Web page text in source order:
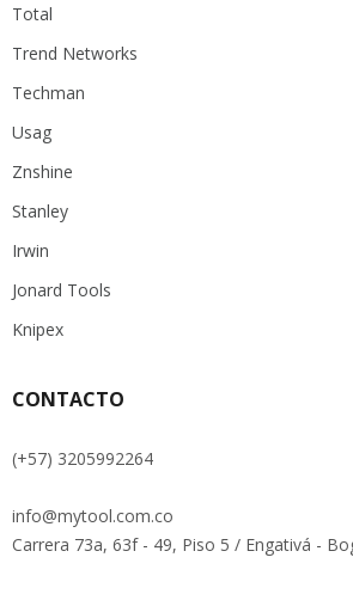
Total
Trend Networks
Techman
Usag
Znshine
Stanley
Irwin
Jonard Tools
Knipex
CONTACTO
(+57) 3205992264
info@mytool.com.co
Carrera 73a, 63f - 49, Piso 5 / Engativá -